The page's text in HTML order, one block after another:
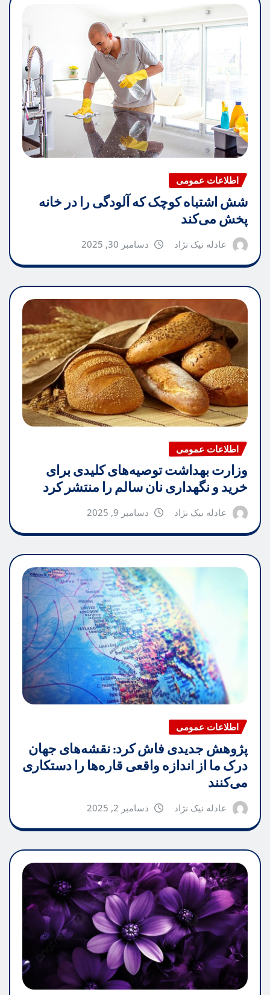
اطلاعات عمومی
شش اشتباه کوچک که آلودگی را در خانه
پخش می‌کند
عادله نیک نژاد دسامبر 30, 2025
اطلاعات عمومی
وزارت بهداشت توصیه‌های کلیدی برای
خرید و نگهداری نان سالم را منتشر کرد
عادله نیک نژاد دسامبر 9, 2025
اطلاعات عمومی
پژوهش جدیدی فاش کرد: نقشه‌های جهان
درک ما از اندازه واقعی قاره‌ها را دستکاری
می‌کنند
عادله نیک نژاد دسامبر 2, 2025